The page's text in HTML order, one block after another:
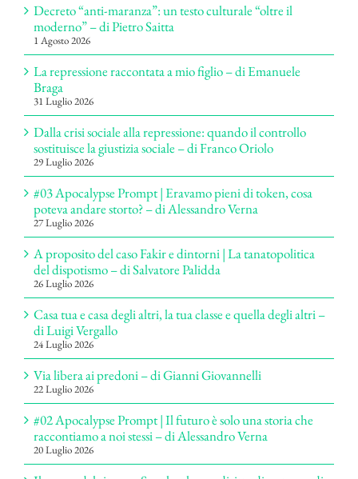
Decreto “anti-maranza”: un testo culturale “oltre il
moderno” – di Pietro Saitta
1 Agosto 2026
La repressione raccontata a mio figlio – di Emanuele
Braga
31 Luglio 2026
Dalla crisi sociale alla repressione: quando il controllo
sostituisce la giustizia sociale – di Franco Oriolo
29 Luglio 2026
#03 Apocalypse Prompt | Eravamo pieni di token, cosa
poteva andare storto? – di Alessandro Verna
27 Luglio 2026
A proposito del caso Fakir e dintorni | La tanatopolitica
del dispotismo – di Salvatore Palidda
26 Luglio 2026
Casa tua e casa degli altri, la tua classe e quella degli altri –
di Luigi Vergallo
24 Luglio 2026
Via libera ai predoni – di Gianni Giovannelli
22 Luglio 2026
#02 Apocalypse Prompt | Il futuro è solo una storia che
raccontiamo a noi stessi – di Alessandro Verna
20 Luglio 2026